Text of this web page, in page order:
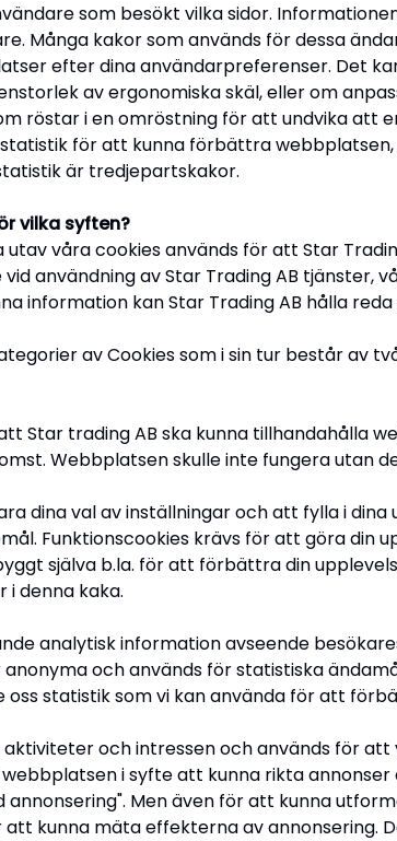
som besökt vilka sidor.
Många kakor som används för dessa
efter dina användarpreferenser. Det
av ergonomiska skäl, eller om
röstar i en omröstning för att undvika att
för att kunna förbättra
är tredjepartskakor.
vilka syften?
våra cookies används för att Star
användning av Star Trading AB tjänster,
information kan Star Trading AB hålla
av Cookies som i sin tur består av
Star trading AB ska kunna tillhandahålla
Webbplatsen skulle inte fungera utan
dina val av inställningar och att fylla i
Funktionscookies krävs för att göra din
själva b.la. för att förbättra din
i denna kaka.
analytisk information avseende
och används för statistiska
statistik som vi kan använda för att
och intressen och används för att
i syfte att kunna rikta
Men även för att kunna
kunna mäta effekterna av annonsering.